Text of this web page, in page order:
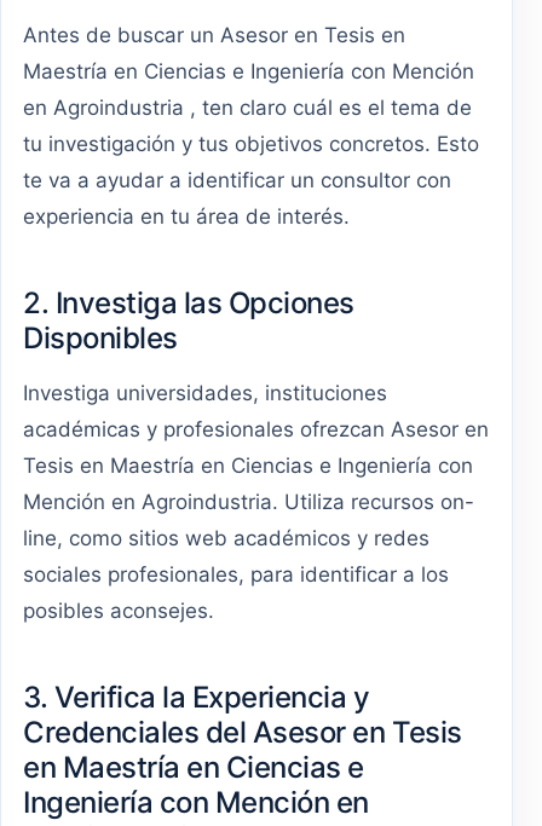
Antes de buscar un Asesor en Tesis en
Maestría en Ciencias e Ingeniería con Mención
en Agroindustria , ten claro cuál es el tema de
tu investigación y tus objetivos concretos. Esto
te va a ayudar a identificar un consultor con
experiencia en tu área de interés.
2. Investiga las Opciones
Disponibles
Investiga universidades, instituciones
académicas y profesionales ofrezcan Asesor en
Tesis en Maestría en Ciencias e Ingeniería con
Mención en Agroindustria. Utiliza recursos on-
line, como sitios web académicos y redes
sociales profesionales, para identificar a los
posibles aconsejes.
3. Verifica la Experiencia y
Credenciales del Asesor en Tesis
en Maestría en Ciencias e
Ingeniería con Mención en